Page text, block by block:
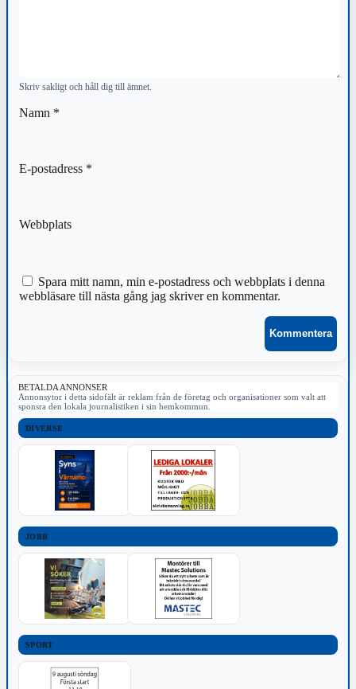
Skriv sakligt och håll dig till ämnet.
Namn *
E-postadress *
Webbplats
Spara mitt namn, min e-postadress och webbplats i denna
webbläsare till nästa gång jag skriver en kommentar.
BETALDA ANNONSER
Annonsytor i detta sidofält är reklam från de företag och organisationer som valt att
sponsra den lokala journalistiken i sin hemkommun.
DIVERSE
JOBB
SPORT